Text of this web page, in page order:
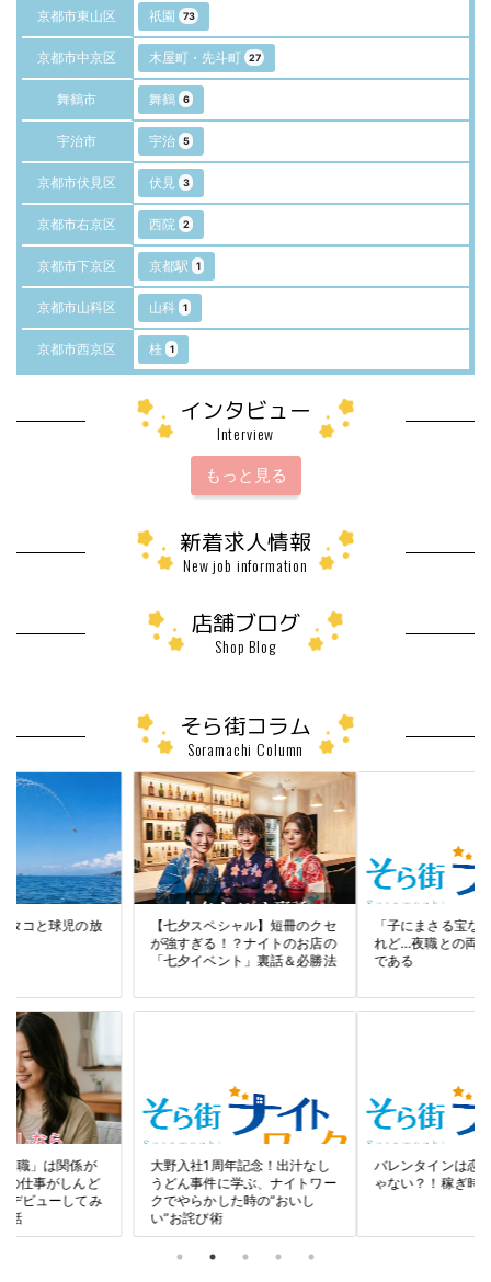
京都市東山区 祇園 73
京都市中京区 木屋町・先斗町 27
舞鶴市 舞鶴 6
宇治市 宇治 5
京都市伏見区 伏見 3
京都市右京区 西院 2
京都市下京区 京都駅 1
京都市山科区 山科 1
京都市西京区 桂 1
インタビュー
Interview
もっと見る
新着求人情報
New job information
店舗ブログ
Shop Blog
そら街コラム
Soramachi Column
「子にまさる宝なし」というけ
れど…夜職との両立は大変なの
冬の大野は、ほぼ「繭」なのだ
バレンタインは恋のイベントじ
ゃない？！稼ぎ時でもある話♪
新しい年に新しいチャレンジ！
1月スタートが“実はラク”な理
由♪